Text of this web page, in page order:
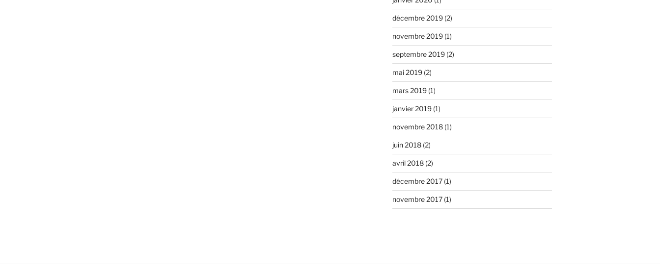
décembre 2019(2)
novembre 2019(1)
septembre 2019(2)
mai 2019(2)
mars 2019(1)
janvier 2019(1)
novembre 2018(1)
juin 2018(2)
avril 2018(2)
décembre 2017(1)
novembre 2017(1)